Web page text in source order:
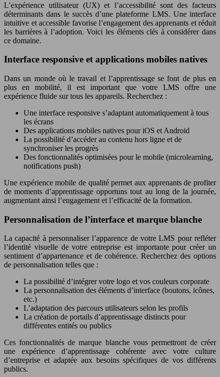
L’expérience utilisateur (UX) et l’accessibilité sont des facteurs
déterminants dans le succès d’une plateforme LMS. Une interface
intuitive et accessible favorise l’engagement des apprenants et réduit
les barrières à l’adoption. Voici les éléments clés à considérer dans
ce domaine.
Interface responsive et applications mobiles natives
Dans un monde où le travail et l’apprentissage se font de plus en
plus en mobilité, il est important que votre LMS offre une
expérience fluide sur tous les appareils. Recherchez :
Une interface responsive s’adaptant automatiquement à tous
les écrans
Des applications mobiles natives pour iOS et Android
La possibilité d’accéder au contenu hors ligne et de
synchroniser les progrès
Des fonctionnalités optimisées pour le mobile (microlearning,
notifications push)
Une expérience mobile de qualité permet aux apprenants de profiter
de moments d’apprentissage opportuns tout au long de la journée,
augmentant ainsi l’engagement et l’efficacité de la formation.
Personnalisation de l’interface et marque blanche
La capacité à personnaliser l’apparence de votre LMS pour refléter
l’identité visuelle de votre entreprise est importante pour créer un
sentiment d’appartenance et de cohérence. Recherchez des options
de personnalisation telles que :
La possibilité d’intégrer votre logo et vos couleurs corporate
La personnalisation des éléments d’interface (boutons, icônes,
etc.)
L’adaptation des parcours utilisateurs selon les profils
La création de portails d’apprentissage distincts pour
différentes entités ou publics
Ces fonctionnalités de marque blanche vous permettront de créer
une expérience d’apprentissage cohérente avec votre culture
d’entreprise et adaptée aux besoins spécifiques de vos différents
publics.